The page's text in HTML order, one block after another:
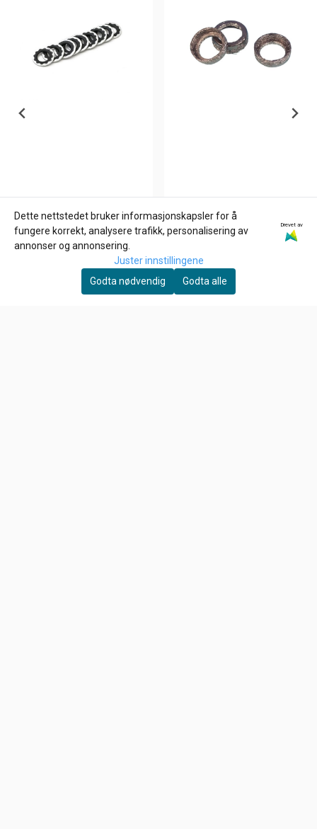
GOODRIDGE
BRAKE LINE WASHERS,
3/8" (10MM). STAT-O-
JAMES GASKETS
93,-
Dette nettstedet bruker informasjonskapsler for å
fungere korrekt, analysere trafikk, personalisering av
annonser og annonsering.
Drevet av
Juster innstillingene
Godta nødvendig
Godta alle